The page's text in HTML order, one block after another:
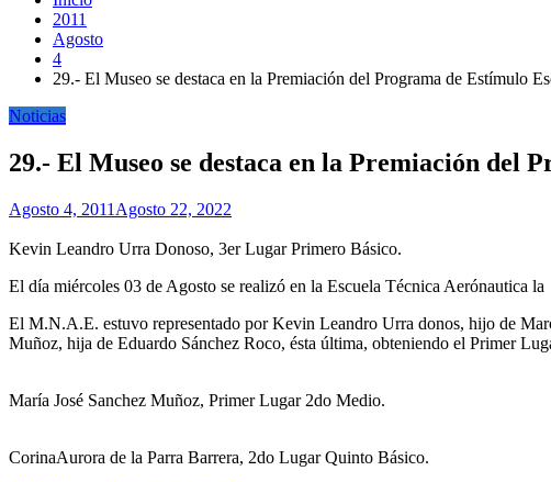
2011
Agosto
4
29.- El Museo se destaca en la Premiación del Programa de Estímulo
Noticias
29.- El Museo se destaca en la Premiación del
Agosto 4, 2011 Agosto 22, 2022
Kevin Leandro Urra Donoso, 3er Lugar Primero Básico.
El día miércoles 03 de Agosto se realizó en la Escuela Técnica Aerónautica
El M.N.A.E. estuvo representado por Kevin Leandro Urra donos, hijo de
Muñoz, hija de Eduardo Sánchez Roco, ésta última, obteniendo el Primer
María José Sanchez Muñoz, Primer Lugar 2do Medio.
CorinaAurora de la Parra Barrera, 2do Lugar Quinto Básico.